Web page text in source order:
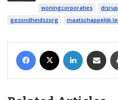
woningcorporaties
gezondheidszorg
maatschappelijk